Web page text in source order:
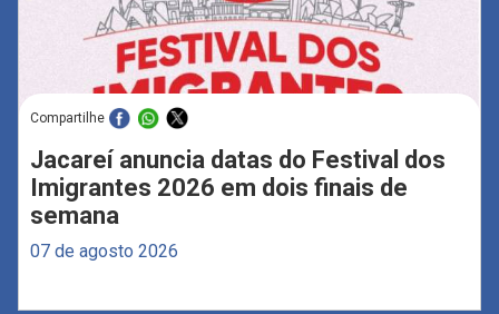
Compartilhe
Jacareí anuncia datas do Festival dos
Imigrantes 2026 em dois finais de
semana
07 de agosto 2026